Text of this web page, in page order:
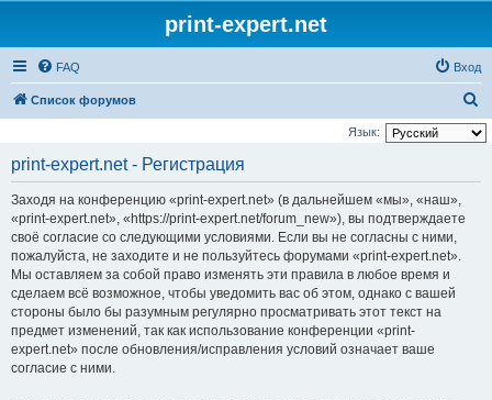
print-expert.net
FAQ Вход
Список форумов
о
Язык:
print-expert.net - Регистрация
Заходя на конференцию «print-expert.net» (в дальнейшем «мы», «наш»,
«print-expert.net», «https://print-expert.net/forum_new»), вы подтверждаете
своё согласие со следующими условиями. Если вы не согласны с ними,
пожалуйста, не заходите и не пользуйтесь форумами «print-expert.net».
Мы оставляем за собой право изменять эти правила в любое время и
сделаем всё возможное, чтобы уведомить вас об этом, однако с вашей
стороны было бы разумным регулярно просматривать этот текст на
предмет изменений, так как использование конференции «print-
expert.net» после обновления/исправления условий означает ваше
согласие с ними.